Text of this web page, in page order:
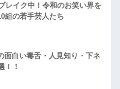
レイク中！令和のお笑い界を
組の若手芸人たち
面白い毒舌・人見知り・下ネ
！！